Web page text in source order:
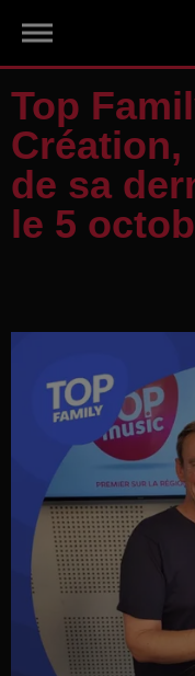
Top
de sa
le 5